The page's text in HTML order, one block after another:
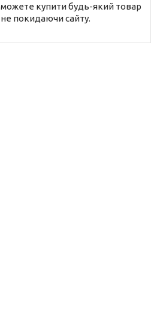
можете купити будь-який товар
не покидаючи сайту.